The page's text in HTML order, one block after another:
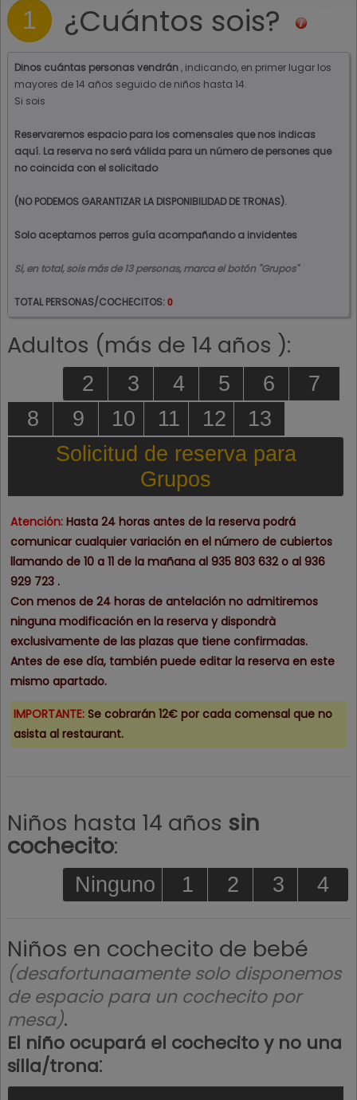
1 ¿Cuántos sois?
Dinos cuántas personas vendrán, indicando, en primer lugar los
mayores de 14 años seguido de niños hasta 14.
Si sois
Reservaremos espacio para los comensales que nos indicas
aquí. La reserva no será válida para un número de persones que
no coincida con el solicitado
(NO PODEMOS GARANTIZAR LA DISPONIBILIDAD DE TRONAS).
Solo aceptamos perros guía acompañando a invidentes
Si, en total, sois más de 13personas, marca el botón "Grupos"
TOTAL PERSONAS/COCHECITOS:
Adultos (más de 14 años ):
2 3 4 5 6
7
8
9 10 11 12
13
Solicitud de reserva para
Grupos
Atención: Hasta 24 horas antes de la reserva podrá
comunicar cualquier variación en el número de cubiertos
llamando de 10 a 11 de la mañana al 935 803 632o al 936
929 723 .
Con menos de 24 horas de antelación no admitiremos
ninguna modificación en la reserva y dispondrà
exclusivamente de las plazas que tiene confirmadas.
Antes de ese día, también puede editar la reserva en este
mismo apartado.
IMPORTANTE: Se cobrarán 12€ por cada comensal que no
asista al restaurant.
Niños hasta 14 años sin
cochecito:
Ninguno 1 2 3 4
Niños en cochecito de bebé
(desafortunaamente solo disponemos
de espacio para un cochecito por
mesa).
El niño ocupará el cochecito y no una
silla/trona: